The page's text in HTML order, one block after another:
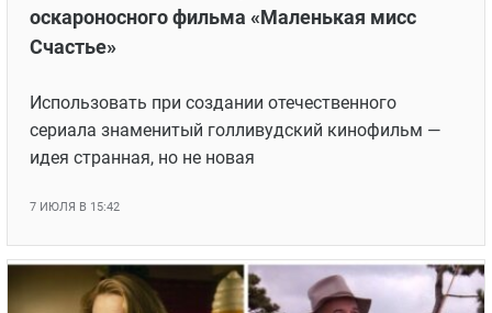
оскароносного фильма «Маленькая мисс
Счастье»
Использовать при создании отечественного
сериала знаменитый голливудский кинофильм —
идея странная, но не новая
7 ИЮЛЯ В 15:42